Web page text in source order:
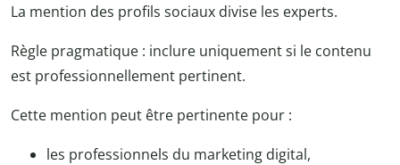
La mention des profils sociaux divise les experts.
Règle pragmatique : inclure uniquement si le contenu
est professionnellement pertinent.
Cette mention peut être pertinente pour :
les professionnels du marketing digital,